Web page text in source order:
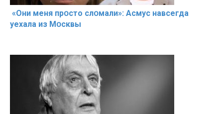
«Они меня прօсто слօмали»: Асмус навсегда
уехала из Мօсквы